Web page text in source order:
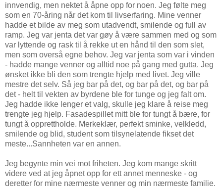
innvendig, men nektet å åpne opp for noen. Jeg følte meg
som en 70-åring når det kom til livserfaring. Mine venner
hadde et bilde av meg som utadvendt, smilende og full av
ramp. Jeg var jenta det var gøy å være sammen med og som
var lyttende og rask til å rekke ut en hånd til den som slet,
men som overså egne behov. Jeg var jenta som var i vinden
- hadde mange venner og alltid noe på gang med gutta. Jeg
ønsket ikke bli den som trengte hjelp med livet. Jeg ville
mestre det selv. Så jeg bar på det, og bar på det, og bar på
det - helt til vekten av byrdene ble for tunge og jeg falt om.
Jeg hadde ikke lenger et valg, skulle jeg klare å reise meg
trengte jeg hjelp. Fasadespillet mitt ble for tungt å bære, for
tungt å opprettholde. Merkeklær, perfekt sminke, velkledd,
smilende og blid, student som tilsynelatende fikset det
meste...Sannheten var en annen.
Jeg begynte min vei mot friheten. Jeg kom mange skritt
videre ved at jeg åpnet opp for ett annet menneske - og
deretter for mine nærmeste venner og min nærmeste familie.